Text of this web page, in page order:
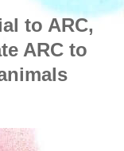
to ARC,
ARC to